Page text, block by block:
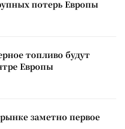
потерь Европы
топливо будут
Европы
заметно первое